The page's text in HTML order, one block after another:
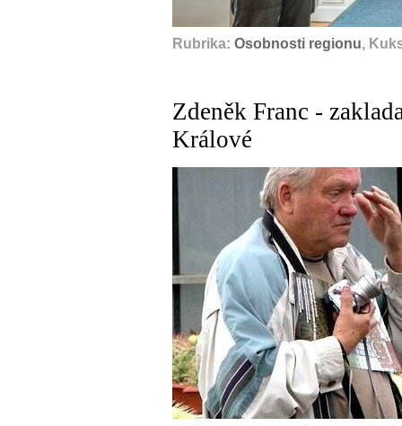
Rubrika: Osobnosti regionu,
Zdeněk Franc -
Králové